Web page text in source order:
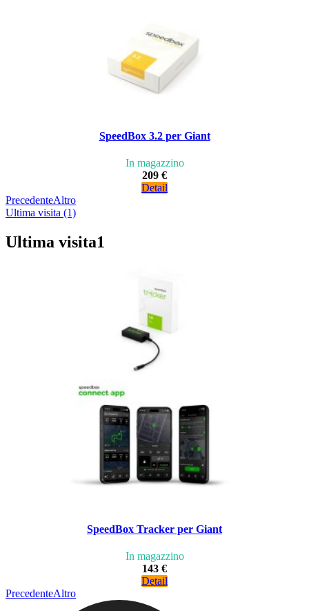
SpeedBox 3.2 per Giant
In magazzino
209 €
Detail
PrecedenteAltro
Ultima visita (1)
Ultima visita1
SpeedBox Tracker per Giant
In magazzino
143 €
Detail
PrecedenteAltro